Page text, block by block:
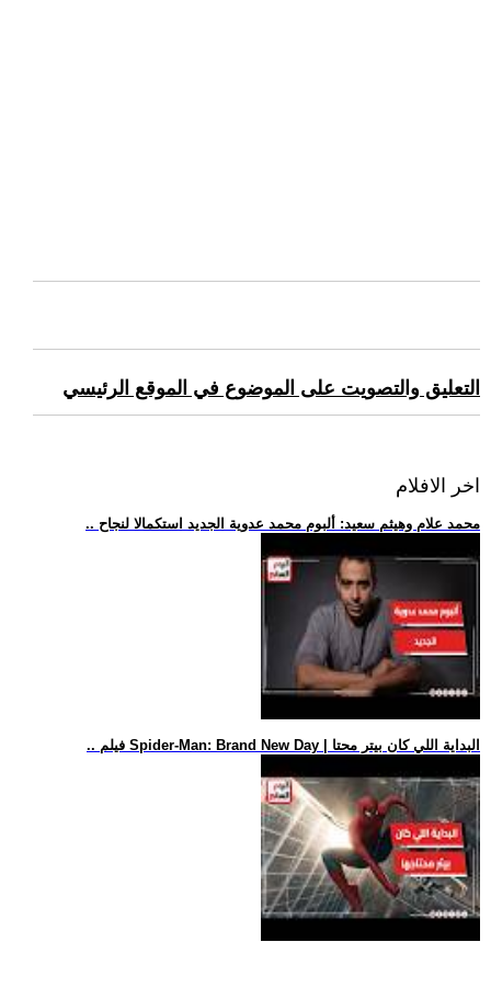
التعليق والتصويت على الموضوع في الموقع الرئيسي
اخر الافلام
.. محمد علام وهيثم سعيد: ألبوم محمد عدوية الجديد استكمالا لنجاح
.. فيلم Spider-Man: Brand New Day | البداية اللي كان بيتر محتا